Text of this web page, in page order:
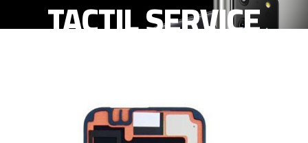
TACTIL SERVICE
CON MARCO NEGRO